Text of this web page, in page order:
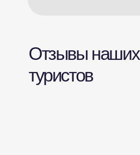
Отзывы наших
туристов